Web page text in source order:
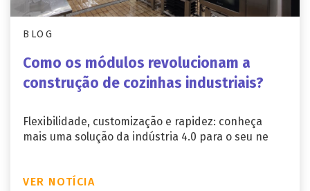
BLOG
Como os módulos revolucionam a
construção de cozinhas industriais?
Flexibilidade, customização e rapidez: conheça
mais uma solução da indústria 4.0 para o seu ne
VER NOTÍCIA